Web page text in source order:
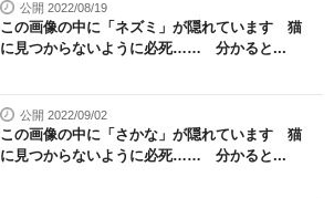
公開 2022/08/19
この画像の中に「ネズミ」が隠れています 猫
に見つからないように必死…… 分かると...
公開 2022/09/02
この画像の中に「さかな」が隠れています 猫
に見つからないように必死…… 分かると...